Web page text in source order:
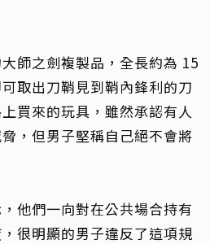
師之劍複製品，全長約為 15
取出刀鞘見到鞘內鋒利的刀
買來的玩具，雖然承認有人
，但男子堅稱自己絕不會將
他們一向對在公共場合持有
很明顯的男子違反了這項規